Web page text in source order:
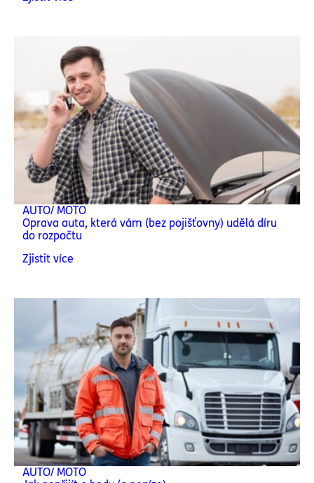
AUTO/ MOTO
Oprava auta, která vám (bez pojišťovny) udělá díru
do rozpočtu
Zjistit více
AUTO/ MOTO